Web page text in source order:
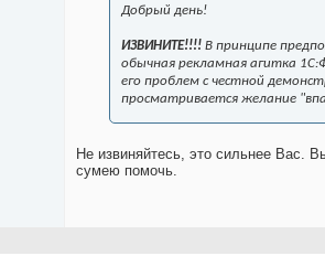
Добрый день!
ИЗВИНИТЕ!!!! В принципе
обычная рекламная агитка
его проблем с честной
просматривается желание
Не извиняйтесь, это сильнее Вас.
сумею помочь.